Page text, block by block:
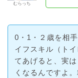
むらっち
0・1・２歳を相
イフスキル（ト
てあげると、実
くなるんですよ